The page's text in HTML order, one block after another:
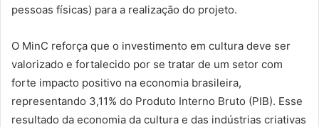
pessoas físicas) para a realização do projeto.
O MinC reforça que o investimento em cultura deve ser
valorizado e fortalecido por se tratar de um setor com
forte impacto positivo na economia brasileira,
representando 3,11% do Produto Interno Bruto (PIB). Esse
resultado da economia da cultura e das indústrias criativas